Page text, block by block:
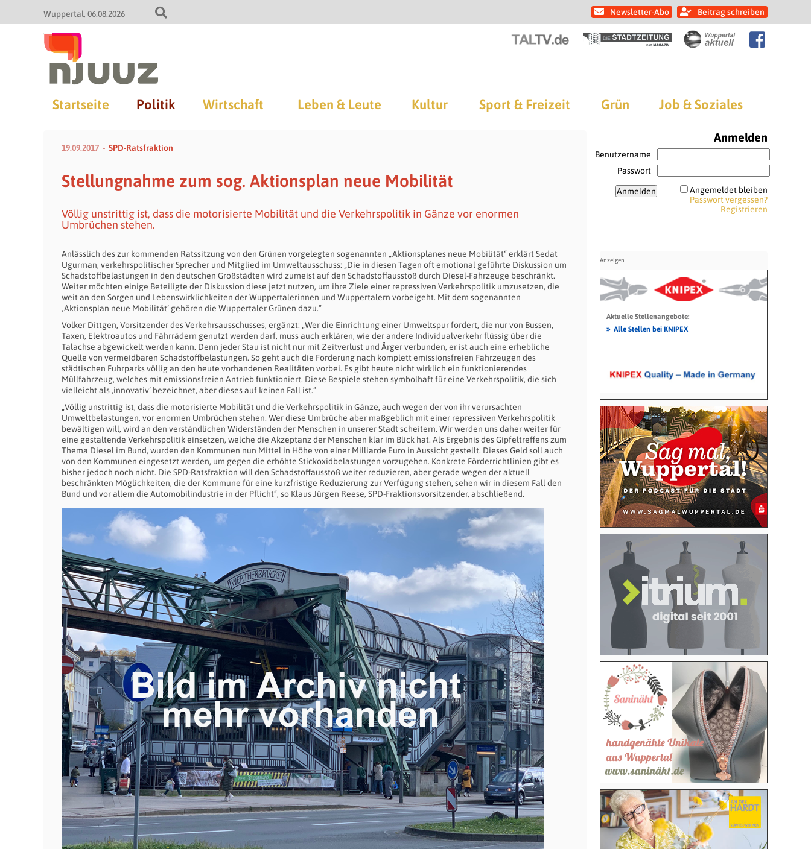
Wuppertal 06.08.2026 Newsletter-Abo Beitrag schreiben
Startseite Politik Wirtschaft Leben & Leute Kultur Sport & Freizeit Grün Job & Soziales
19.09.2017 SPD-Ratsfraktion
Stellungnahme zum sog. Aktionsplan neue Mobilität
Völlig unstrittig ist, dass die motorisierte Mobilität und die Verkehrspolitik in Gänze vor enormen
Umbrüchen stehen.
Anlässlich des zur kommenden Ratssitzung von den Grünen vorgelegten sogenannten „Aktionsplanes neue Mobilität“ erklärt Sedat
Ugurman, verkehrspolitischer Sprecher und Mitglied im Umweltausschuss: „Die in diesen Tagen oft emotional geführte Diskussion um
Schadstoffbelastungen in den deutschen Großstädten wird zumeist auf den Schadstoffausstoß durch Diesel-Fahrzeuge beschränkt.
Weiter möchten einige Beteiligte der Diskussion diese jetzt nutzen, um ihre Ziele einer repressiven Verkehrspolitik umzusetzen, die
weit an den Sorgen und Lebenswirklichkeiten der Wuppertalerinnen und Wuppertalern vorbeigeht. Mit dem sogenannten
‚Aktionsplan neue Mobilität‘ gehören die Wuppertaler Grünen dazu.“
Volker Dittgen, Vorsitzender des Verkehrsausschusses, ergänzt: „Wer die Einrichtung einer Umweltspur fordert, die nur von Bussen,
Taxen, Elektroautos und Fährrädern genutzt werden darf, muss auch erklären, wie der andere Individualverkehr flüssig über die
Talachse abgewickelt werden kann. Denn jeder Stau ist nicht nur mit Zeitverlust und Ärger verbunden, er ist auch eine erhebliche
Quelle von vermeidbaren Schadstoffbelastungen. So geht auch die Forderung nach komplett emissionsfreien Fahrzeugen des
städtischen Fuhrparks völlig an den heute vorhandenen Realitäten vorbei. Es gibt heute nicht wirklich ein funktionierendes
Müllfahrzeug, welches mit emissionsfreien Antrieb funktioniert. Diese Bespiele stehen symbolhaft für eine Verkehrspolitik, die sich
vielleicht als ‚innovativ‘ bezeichnet, aber dieses auf keinen Fall ist.“
„Völlig unstrittig ist, dass die motorisierte Mobilität und die Verkehrspolitik in Gänze, auch wegen der von ihr verursachten
Umweltbelastungen, vor enormen Umbrüchen stehen. Wer diese Umbrüche aber maßgeblich mit einer repressiven Verkehrspolitik
bewältigen will, wird an den verständlichen Widerständen der Menschen in unserer Stadt scheitern. Wir werden uns daher weiter für
eine gestaltende Verkehrspolitik einsetzen, welche die Akzeptanz der Menschen klar im Blick hat. Als Ergebnis des Gipfeltreffens zum
Thema Diesel im Bund, wurden den Kommunen nun Mittel in Höhe von einer Milliarde Euro in Aussicht gestellt. Dieses Geld soll auch
von den Kommunen eingesetzt werden, um gegen die erhöhte Stickoxidbelastungen vorzugehen. Konkrete Förderrichtlinien gibt es
bisher jedoch noch nicht. Die SPD-Ratsfraktion will den Schadstoffausstoß weiter reduzieren, aber gerade wegen der aktuell
beschränkten Möglichkeiten, die der Kommune für eine kurzfristige Reduzierung zur Verfügung stehen, sehen wir in diesem Fall den
Bund und vor allem die Automobilindustrie in der Pflicht“, so Klaus Jürgen Reese, SPD-Fraktionsvorsitzender, abschließend.
Anmelden
Benutzername
Passwort
Angemeldet bleiben
Passwort vergessen?
Registrieren
Aktuelle Stellenangebote:
» Alle Stellen bei KNIPEX